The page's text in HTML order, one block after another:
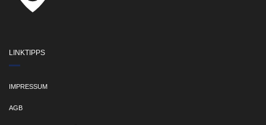
LINKTIPPS
IMPRESSUM
AGB